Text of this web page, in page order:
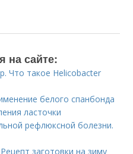
на сайте:
Что такое Helicobacter
белого спанбонда
ласточки
рефлюксной болезни.
заготовки на зиму